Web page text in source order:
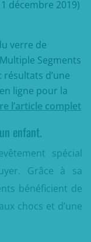
décembre 2019)
verre de
Segments
résultats d’une
ligne pour la
l’article complet
enfant.
spécial
Grâce à sa
bénéficient de
chocs et d’une